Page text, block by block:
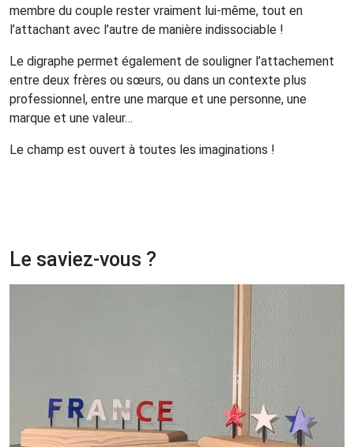
membre du couple rester vraiment lui-même, tout en
l’attachant avec l’autre de manière indissociable !
Le digraphe permet également de souligner l’attachement
entre deux frères ou sœurs, ou dans un contexte plus
professionnel, entre une marque et une personne, une
marque et une valeur…
Le champ est ouvert à toutes les imaginations !
Le saviez-vous ?